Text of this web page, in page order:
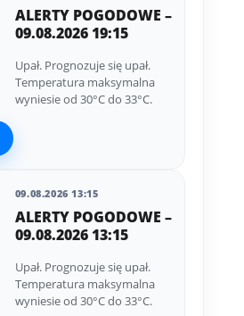
ALERTY POGODOWE –
09.08.2026 19:15
Upał. Prognozuje się upał.
Temperatura maksymalna
wyniesie od 30°C do 33°C.
09.08.2026 13:15
ALERTY POGODOWE –
09.08.2026 13:15
Upał. Prognozuje się upał.
Temperatura maksymalna
wyniesie od 30°C do 33°C.